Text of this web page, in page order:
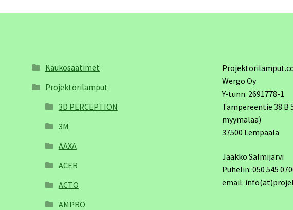
Kaukosäätimet
Projektorilamput
3D PERCEPTION
3M
AAXA
ACER
ACTO
AMPRO
Wergo Oy
Y-tunn. 2691778-1
Tampereentie 38
myymälää)
37500 Lempäälä
Jaakko Salmijärvi
Puhelin: 050 545
email: